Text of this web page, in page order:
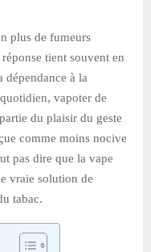
plus de fumeurs
tient souvent en
dépendance à la
vapoter de
du plaisir du geste
comme moins nocive
pas dire que la vape
vraie solution de
tabac.